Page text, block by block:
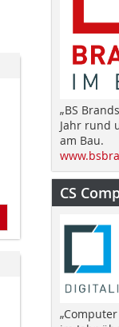
„BS
Jahr rund
am Bau.
CS